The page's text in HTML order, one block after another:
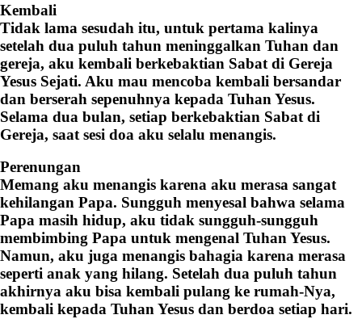
Kembali
Tidak lama sesudah itu, untuk pertama kalinya
setelah dua puluh tahun meninggalkan Tuhan dan
gereja, aku kembali berkebaktian Sabat di Gereja
Yesus Sejati. Aku mau mencoba kembali bersandar
dan berserah sepenuhnya kepada Tuhan Yesus.
Selama dua bulan, setiap berkebaktian Sabat di
Gereja, saat sesi doa aku selalu menangis.
Perenungan
Memang aku menangis karena aku merasa sangat
kehilangan Papa. Sungguh menyesal bahwa selama
Papa masih hidup, aku tidak sungguh-sungguh
membimbing Papa untuk mengenal Tuhan Yesus.
Namun, aku juga menangis bahagia karena merasa
seperti anak yang hilang. Setelah dua puluh tahun
akhirnya aku bisa kembali pulang ke rumah-Nya,
kembali kepada Tuhan Yesus dan berdoa setiap hari.